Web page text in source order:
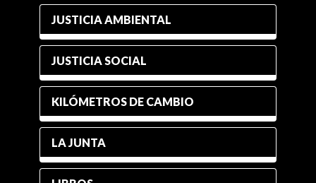
JUSTICIA AMBIENTAL
JUSTICIA SOCIAL
KILÓMETROS DE CAMBIO
LA JUNTA